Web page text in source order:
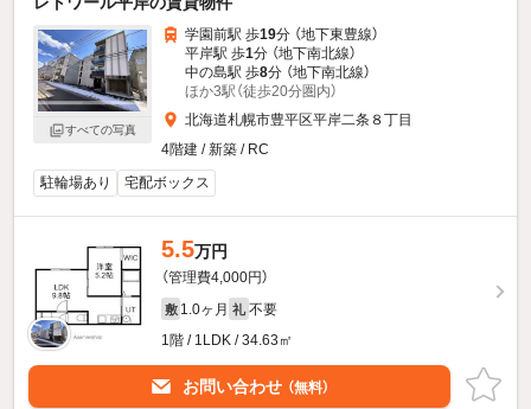
すべての写真
学園前駅 歩19分 （地下東豊線）
平岸駅 歩1分 （地下南北線）
中の島駅 歩8分 （地下南北線）
ほか3駅（徒歩20分圏内）
北海道札幌市豊平区平岸二条８丁目
4階建 / 新築 / RC
駐輪場あり
宅配ボックス
5.5万円
（管理費4,000円）
敷 1.0ヶ月 礼 不要
1階 / 1LDK / 34.63㎡
お問い合わせ （無料）